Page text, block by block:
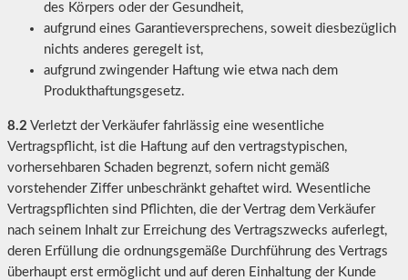
des Körpers oder der Gesundheit,
aufgrund eines Garantieversprechens, soweit diesbezüglich
nichts anderes geregelt ist,
aufgrund zwingender Haftung wie etwa nach dem
Produkthaftungsgesetz.
8.2 Verletzt der Verkäufer fahrlässig eine wesentliche
Vertragspflicht, ist die Haftung auf den vertragstypischen,
vorhersehbaren Schaden begrenzt, sofern nicht gemäß
vorstehender Ziffer unbeschränkt gehaftet wird. Wesentliche
Vertragspflichten sind Pflichten, die der Vertrag dem Verkäufer
nach seinem Inhalt zur Erreichung des Vertragszwecks auferlegt,
deren Erfüllung die ordnungsgemäße Durchführung des Vertrags
überhaupt erst ermöglicht und auf deren Einhaltung der Kunde